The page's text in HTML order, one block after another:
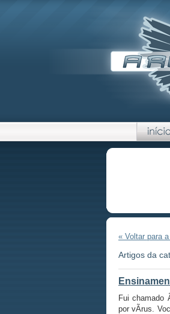
« Voltar para
Artigos da
Fui chamado
por vÃ­rus.